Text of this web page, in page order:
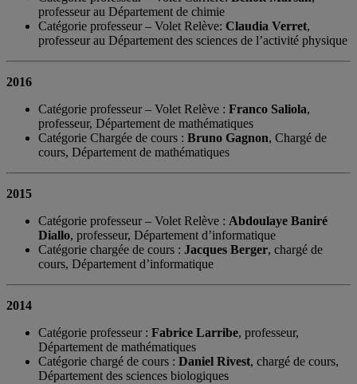
professeur au Département de chimie
Catégorie professeur – Volet Relève: Claudia Verret,
professeur au Département des sciences de l’activité physique
2016
Catégorie professeur – Volet Relève : Franco Saliola,
professeur, Département de mathématiques
Catégorie Chargée de cours : Bruno Gagnon, Chargé de
cours, Département de mathématiques
2015
Catégorie professeur – Volet Relève : Abdoulaye Baniré
Diallo, professeur, Département d’informatique
Catégorie chargée de cours : Jacques Berger, chargé de
cours, Département d’informatique
2014
Catégorie professeur : Fabrice Larribe, professeur,
Département de mathématiques
Catégorie chargé de cours : Daniel Rivest, chargé de cours,
Département des sciences biologiques